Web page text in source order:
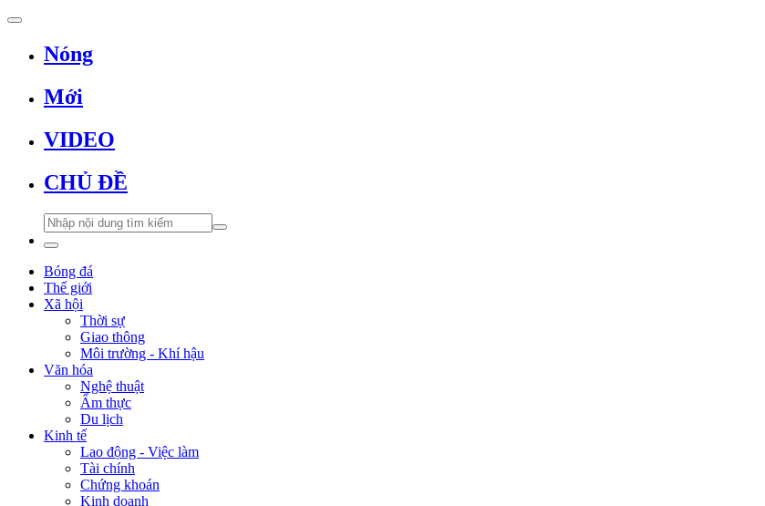
Nóng
Mới
VIDEO
CHỦ ĐỀ
Bóng đá
Thế giới
Xã hội
Thời sự
Giao thông
Môi trường - Khí hậu
Văn hóa
Nghệ thuật
Ẩm thực
Du lịch
Kinh tế
Lao động - Việc làm
Tài chính
Chứng khoán
Kinh doanh